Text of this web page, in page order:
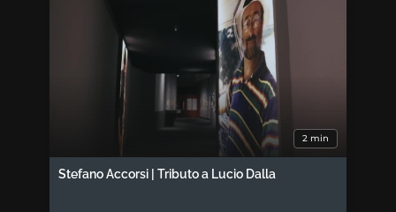
2 min
Stefano Accorsi | Tributo a Lucio Dalla